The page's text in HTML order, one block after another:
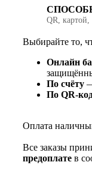
QR,
Выбирайте то,
Онлайн
По счёту
По
Оплата
Все заказы
предоплате в